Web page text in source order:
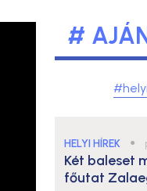
#
#helyi
HELYI HÍREK ●
Két baleset
főutat